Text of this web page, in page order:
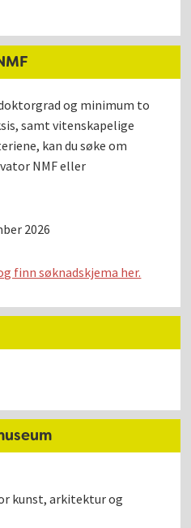
og minimum to
samt vitenskapelige
kan du søke om
NMF eller
2026
finn søknadskjema her.
kunst, arkitektur og